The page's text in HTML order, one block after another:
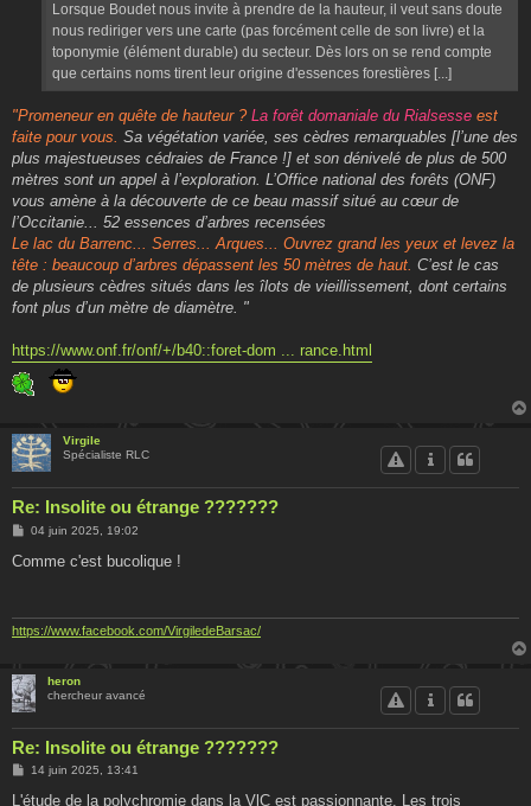
Lorsque Boudet nous invite à prendre de la hauteur, il veut sans doute
nous rediriger vers une carte (pas forcément celle de son livre) et la
toponymie (élément durable) du secteur. Dès lors on se rend compte
que certains noms tirent leur origine d'essences forestières [...]
"Promeneur en quête de hauteur ? La forêt domaniale du Rialsesse est
faite pour vous. Sa végétation variée, ses cèdres remarquables [l’une des
plus majestueuses cédraies de France !] et son dénivelé de plus de 500
mètres sont un appel à l’exploration. L’Office national des forêts (ONF)
vous amène à la découverte de ce beau massif situé au cœur de
l’Occitanie... 52 essences d’arbres recensées
Le lac du Barrenc... Serres... Arques... Ouvrez grand les yeux et levez la
tête : beaucoup d’arbres dépassent les 50 mètres de haut. C’est le cas
de plusieurs cèdres situés dans les îlots de vieillissement, dont certains
font plus d’un mètre de diamètre. "
https://www.onf.fr/onf/+/b40::foret-dom ... rance.html
Virgile
Spécialiste RLC
Re: Insolite ou étrange ???????
M
s
04 juin 2025, 19:02
Comme c'est bucolique !
https://www.facebook.com/VirgiledeBarsac/
heron
chercheur avancé
Re: Insolite ou étrange ???????
M
s
14 juin 2025, 13:41
L'étude de la polychromie dans la VlC est passionnante. Les trois